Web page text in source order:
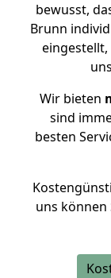
bewusst,
Brunn
Wir bieten
sind
besten
uns können